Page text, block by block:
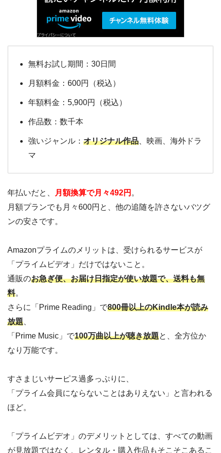
無料お試し期間：30日間
月額料金：600円（税込）
年額料金：5,900円（税込）
作品数：数千本
強いジャンル： オリジナル作品 、映画、海外ドラ
マ
年払いだと、 月額換算で月々492円 。
月額プランでも月々600円と、他の追随を許さないバツグ
ンの安さです。
Amazonプライムのメリットは、受けられるサービスが
「プライムビデオ」だけではないこと。
通販のお急ぎ便、お届け日指定が使い放題で、送料も無
料。
さらに「Prime Reading」で800冊以上のKindle本が読み
放題
「Prime Music」で100万曲以上が聴き放題と、全方位か
なり万能です。
すさまじいサーピス過多っぷりに、
「プライム会員にならないことはありえない」と言われる
ほど。
「プライムビデオ」のデメリットとしては、すべての動画
が見放題ではなく、レンタル・購入作品もそこそこあるこ